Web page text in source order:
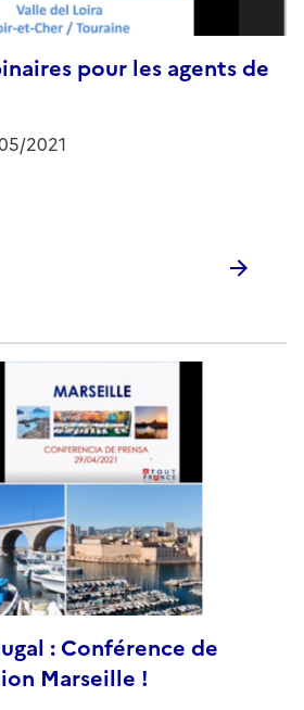
pour les agents de
2021
: Conférence de
Marseille !